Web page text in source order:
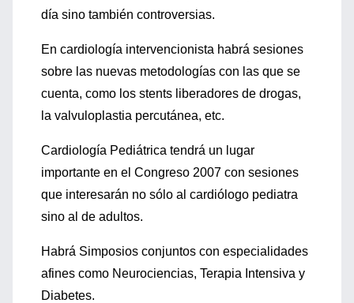
día sino también controversias.
En cardiología intervencionista habrá sesiones
sobre las nuevas metodologías con las que se
cuenta, como los stents liberadores de drogas,
la valvuloplastia percutánea, etc.
Cardiología Pediátrica tendrá un lugar
importante en el Congreso 2007 con sesiones
que interesarán no sólo al cardiólogo pediatra
sino al de adultos.
Habrá Simposios conjuntos con especialidades
afines como Neurociencias, Terapia Intensiva y
Diabetes.